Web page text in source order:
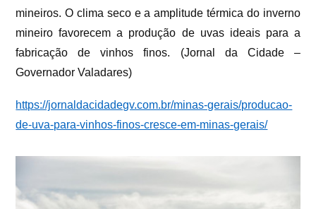
mineiros. O clima seco e a amplitude térmica do inverno
mineiro favorecem a produção de uvas ideais para a
fabricação de vinhos finos. (Jornal da Cidade –
Governador Valadares)
https://jornaldacidadegv.com.br/minas-gerais/producao-
de-uva-para-vinhos-finos-cresce-em-minas-gerais/